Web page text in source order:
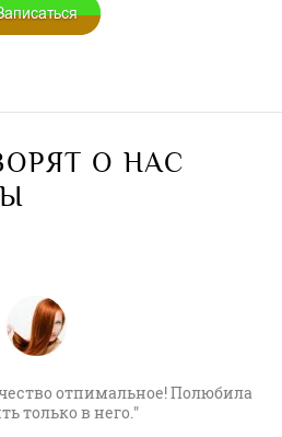
О НАС
отпимальное! Полюбила
только в него."